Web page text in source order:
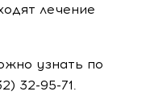
лечение
узнать по
32-95-71.